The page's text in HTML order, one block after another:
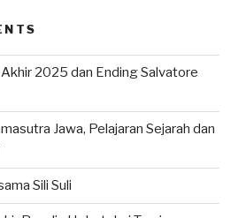
Akhir 2025 dan Ending Salvatore
Jawa, Pelajaran Sejarah dan
Sili Suli